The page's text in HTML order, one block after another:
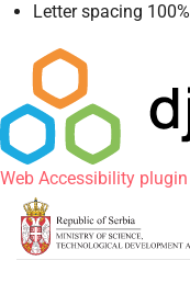
Letter spacing 100%
Web Accessibility plugin